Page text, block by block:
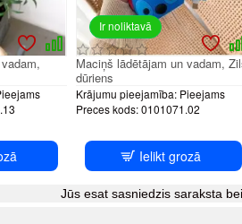
Ir noliktavā
Krājumu pieejamība: Pieejams
Preces kods: 0101071.02
Maciņš lādētājam un vadam,
dūriens
Ielikt grozā
Jūs esat sasniedzis saraksta